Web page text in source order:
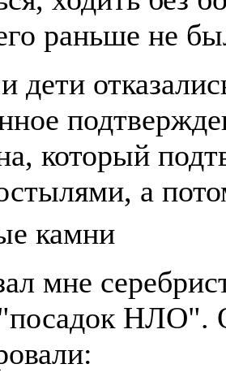
раньше не
дети
который
а
камни
мне
НЛО".